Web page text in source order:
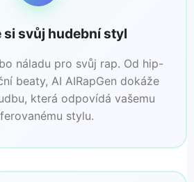
svůj hudební styl
náladu pro svůj rap. Od hip-
beaty, AI AIRapGen dokáže
která odpovídá vašemu
stylu.